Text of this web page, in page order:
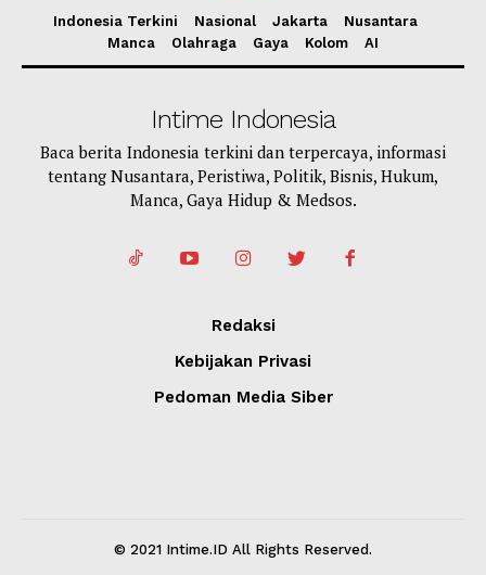
Indonesia Terkini Nasional Jakarta
Nusantara
Manca
Olahraga Gaya Kolom AI
Intime Indonesia
Baca berita Indonesia terkini dan terpercaya, informasi
tentang Nusantara, Peristiwa, Politik, Bisnis, Hukum,
Manca, Gaya Hidup & Medsos.
Redaksi
Kebijakan Privasi
Pedoman Media Siber
© 2021 Intime.ID All Rights Reserved.